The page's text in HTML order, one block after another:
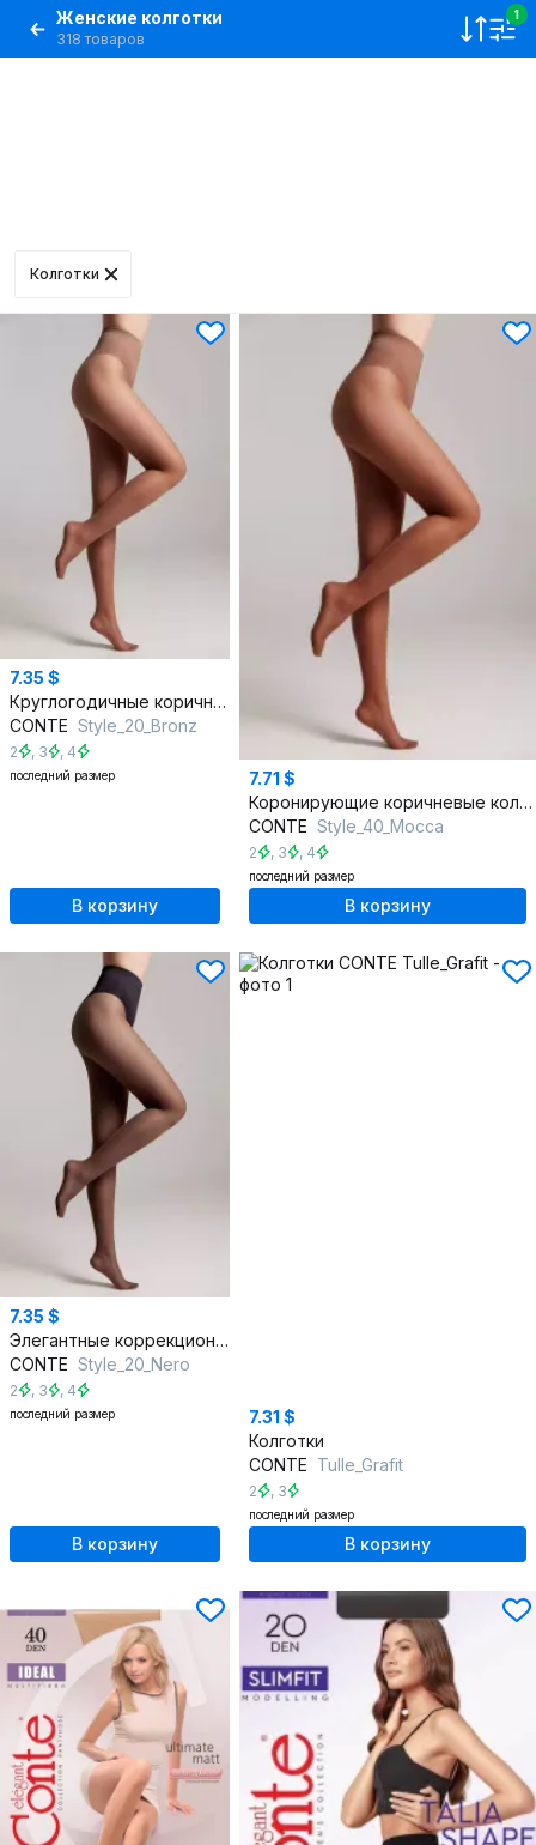
Женские колготки
318 товаров
1
Колготки
7.35 $
Круглогодичные коричневые колготки с утягивающими эффектами
CONTE Style_20_Bronz
2 , 3 , 4
последний размер
В корзину
7.71 $
Коронирующие коричневые колготки из трикотажа с утяжками
CONTE Style_40_Mocca
2 , 3 , 4
последний размер
В корзину
7.35 $
Элегантные коррекционные черные колготки из трикотажа
CONTE Style_20_Nero
2 , 3 , 4
последний размер
В корзину
7.31 $
Колготки
CONTE Tulle_Grafit
2 , 3
последний размер
В корзину